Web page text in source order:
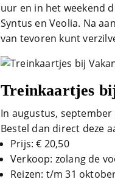
uur en in het weekend
Syntus en Veolia. Na
van tevoren kunt
Treinkaartjes
In augustus,
Bestel dan direct deze
Prijs: € 20,50
Verkoop: zolang de
Reizen: t/m 31